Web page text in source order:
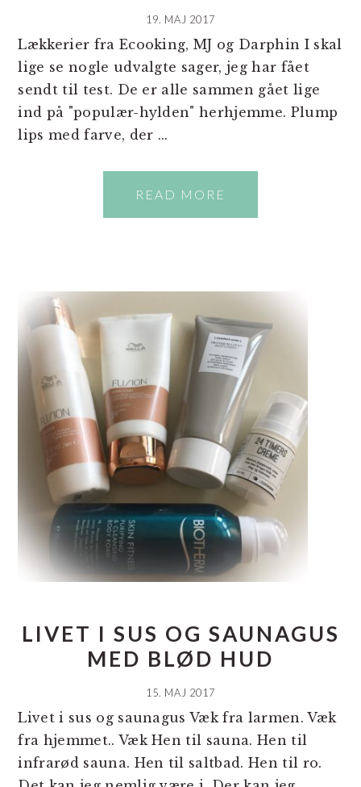
19. MAJ 2017
Lækkerier fra Ecooking, MJ og Darphin I skal
lige se nogle udvalgte sager, jeg har fået
sendt til test. De er alle sammen gået lige
ind på "populær-hylden" herhjemme. Plump
lips med farve, der ...
READ MORE
LIVET I SUS OG SAUNAGUS
MED BLØD HUD
15. MAJ 2017
Livet i sus og saunagus Væk fra larmen. Væk
fra hjemmet.. Væk Hen til sauna. Hen til
infrarød sauna. Hen til saltbad. Hen til ro.